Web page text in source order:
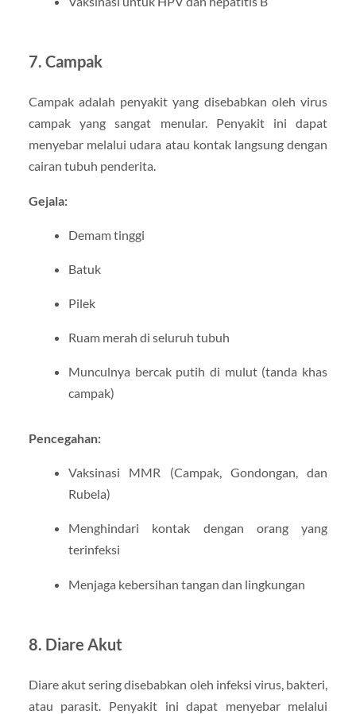
7. Campak
Campak adalah penyakit yang disebabkan oleh virus
campak yang sangat menular. Penyakit ini dapat
menyebar melalui udara atau kontak langsung dengan
cairan tubuh penderita.
Gejala:
Demam tinggi
Batuk
Pilek
Ruam merah di seluruh tubuh
Munculnya bercak putih di mulut (tanda khas
campak)
Pencegahan:
Vaksinasi MMR (Campak, Gondongan, dan
Rubela)
Menghindari kontak dengan orang yang
terinfeksi
Menjaga kebersihan tangan dan lingkungan
8. Diare Akut
Diare akut sering disebabkan oleh infeksi virus, bakteri,
atau parasit. Penyakit ini dapat menyebar melalui